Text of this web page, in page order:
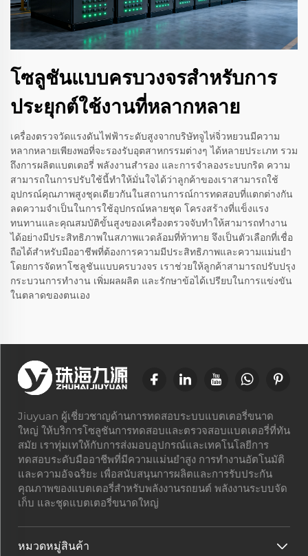
โซลูชันแบบครบวงจรสำหรับการ
ประยุกต์ใช้งานที่หลากหลาย
เครื่องตรวจวัดแรงดันไฟฟ้าระดับสูงจากบริษัทจูไห่จิ่วหยวนมีความ
หลากหลายเพียงพอที่จะรองรับอุตสาหกรรมต่างๆ ได้หลายประเภท รวม
ถึงการผลิตแบตเตอรี่ พลังงานสำรอง และการจำลองระบบกริด ความ
สามารถในการปรับใช้นี้ทำให้มั่นใจได้ว่าลูกค้าของเราสามารถใช้
อุปกรณ์คุณภาพสูงชุดเดียวกันในสถานการณ์การทดสอบที่แตกต่างกัน
ลดความจำเป็นในการใช้อุปกรณ์หลายชุด โครงสร้างที่แข็งแรง
ทนทานและคุณสมบัติขั้นสูงของเครื่องตรวจจับทำให้สามารถทำงาน
ได้อย่างมีประสิทธิภาพในสภาพแวดล้อมที่ท้าทาย จึงเป็นตัวเลือกที่เชื่อ
ถือได้สำหรับมืออาชีพที่ต้องการความมีประสิทธิภาพและความแม่นยำ
โดยการจัดหาโซลูชันแบบครบวงจร เราช่วยให้ลูกค้าสามารถปรับปรุง
กระบวนการทำงาน เพิ่มผลผลิต และรักษาข้อได้เปรียบในการแข่งขัน
ในตลาดของตนเอง
Jiuyuan ผู้เชี่ยวชาญด้านการทดสอบระบบแบตเตอรี่ขนาด
ใหญ่ ให้บริการโซลูชันการทดสอบและตรวจสอบแบตเตอรี่ที่ทัน
สมัย เราทุ่มเทให้กับการส่งมอบอุปกรณ์และเทคโนโลยีการ
ทดสอบระดับมืออาชีพที่มีความแม่นยำสูง การทำงานอัตโนมัติ
และความอัจฉริยะ เพื่อสนับสนุนการผลิตและการรับประกัน
คุณภาพของแบตเตอรี่สำหรับพลังงานรถยนต์ พลังงานระบบจัด
เก็บ และชุดแบตเตอรี่ขนาดใหญ่
หมวดหมู่สินค้า